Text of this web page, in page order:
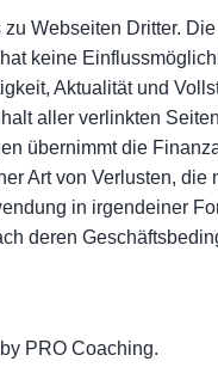
Webseiten Dritter.
keine
Aktualität und
aller verlinkten
übernimmt die
Art von Verlusten,
in irgendeiner
deren
PRO Coaching.